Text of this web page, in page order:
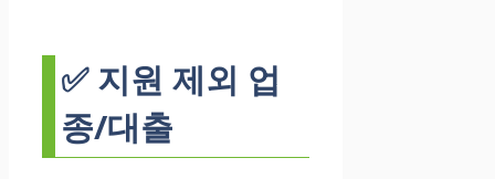
✅ 지원 제외 업
종/대출